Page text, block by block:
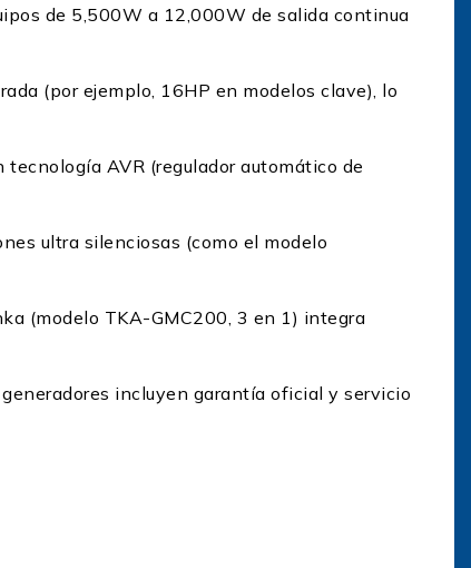
de 5,500W a 12,000W de salida continua
(por ejemplo, 16HP en modelos clave), lo
AVR (regulador automático de
ultra silenciosas (como el modelo
(modelo TKA-GMC200, 3 en 1) integra
incluyen garantía oficial y servicio